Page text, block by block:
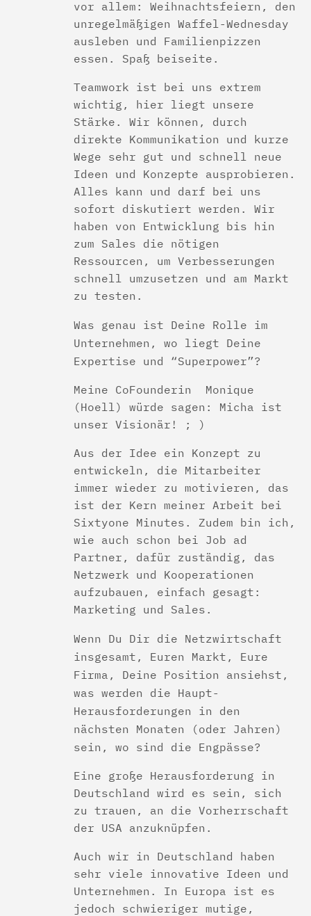
vor allem: Weihnachtsfeiern, den
unregelmäßigen Waffel-Wednesday
ausleben und Familienpizzen
essen. Spaß beiseite.
Teamwork ist bei uns extrem
wichtig, hier liegt unsere
Stärke. Wir können, durch
direkte Kommunikation und kurze
Wege sehr gut und schnell neue
Ideen und Konzepte ausprobieren.
Alles kann und darf bei uns
sofort diskutiert werden. Wir
haben von Entwicklung bis hin
zum Sales die nötigen
Ressourcen, um Verbesserungen
schnell umzusetzen und am Markt
zu testen.
Was genau ist Deine Rolle im
Unternehmen, wo liegt Deine
Expertise und “Superpower”?
Meine CoFounderin Monique
(Hoell) würde sagen: Micha ist
unser Visionär! ; )
Aus der Idee ein Konzept zu
entwickeln, die Mitarbeiter
immer wieder zu motivieren, das
ist der Kern meiner Arbeit bei
Sixtyone Minutes. Zudem bin ich,
wie auch schon bei Job ad
Partner, dafür zuständig, das
Netzwerk und Kooperationen
aufzubauen, einfach gesagt:
Marketing und Sales.
Wenn Du Dir die Netzwirtschaft
insgesamt, Euren Markt, Eure
Firma, Deine Position ansiehst,
was werden die Haupt-
Herausforderungen in den
nächsten Monaten (oder Jahren)
sein, wo sind die Engpässe?
Eine große Herausforderung in
Deutschland wird es sein, sich
zu trauen, an die Vorherrschaft
der USA anzuknüpfen.
Auch wir in Deutschland haben
sehr viele innovative Ideen und
Unternehmen. In Europa ist es
jedoch schwieriger mutige,